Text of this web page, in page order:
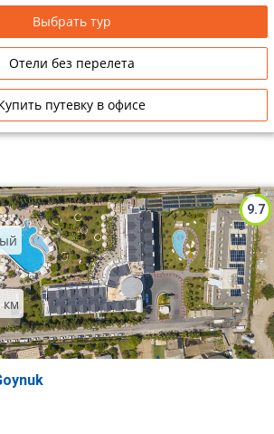
Выбрать тур
Отели без перелета
путевку в офисе
9.7
км